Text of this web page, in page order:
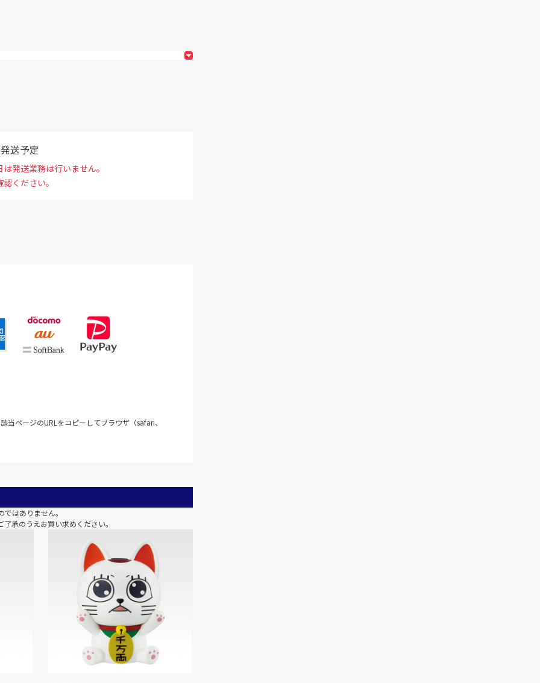
送予定
発送業務は行いません。
ください。
ページのURLをコピーしてブラウザ（safari、
はありません。
承のうえお買い求めください。